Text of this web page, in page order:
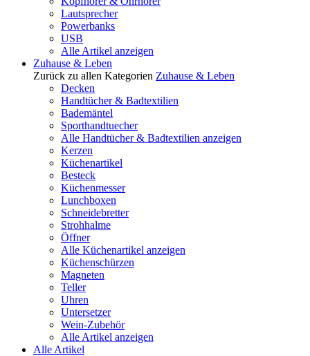
Lautsprecher
Powerbanks
USB
Alle Artikel anzeigen
Zuhause & Leben
Zurück zu allen Kategorien Zuhause & Leben
Decken
Handtücher & Badtextilien
Bademäntel
Sporthandtuecher
Alle Handtücher & Badtextilien anzeigen
Kerzen
Küchenartikel
Besteck
Küchenmesser
Lunchboxen
Schneidebretter
Strohhalme
Öffner
Alle Küchenartikel anzeigen
Küchenschürzen
Magneten
Teller
Uhren
Untersetzer
Wein-Zubehör
Alle Artikel anzeigen
Alle Artikel